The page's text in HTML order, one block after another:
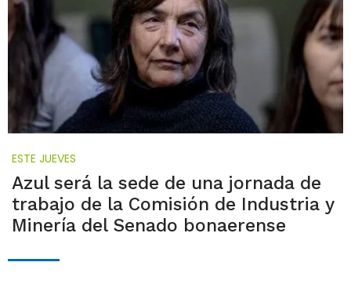
ESTE JUEVES
Azul será la sede de una jornada de
trabajo de la Comisión de Industria y
Minería del Senado bonaerense